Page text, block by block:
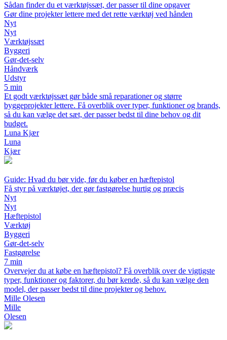
Sådan finder du et værktøjssæt, der passer til dine opgaver
Gør dine projekter lettere med det rette værktøj ved hånden
Nyt
Nyt
Værktøjssæt
Byggeri
Gør-det-selv
Håndværk
Udstyr
5 min
Et godt værktøjssæt gør både små reparationer og større
byggeprojekter lettere. Få overblik over typer, funktioner og brands,
så du kan vælge det sæt, der passer bedst til dine behov og dit
budget.
Luna Kjær
Luna
Kjær
Guide: Hvad du bør vide, før du køber en hæftepistol
Få styr på værktøjet, der gør fastgørelse hurtig og præcis
Nyt
Nyt
Hæftepistol
Værktøj
Byggeri
Gør-det-selv
Fastgørelse
7 min
Overvejer du at købe en hæftepistol? Få overblik over de vigtigste
typer, funktioner og faktorer, du bør kende, så du kan vælge den
model, der passer bedst til dine projekter og behov.
Mille Olesen
Mille
Olesen